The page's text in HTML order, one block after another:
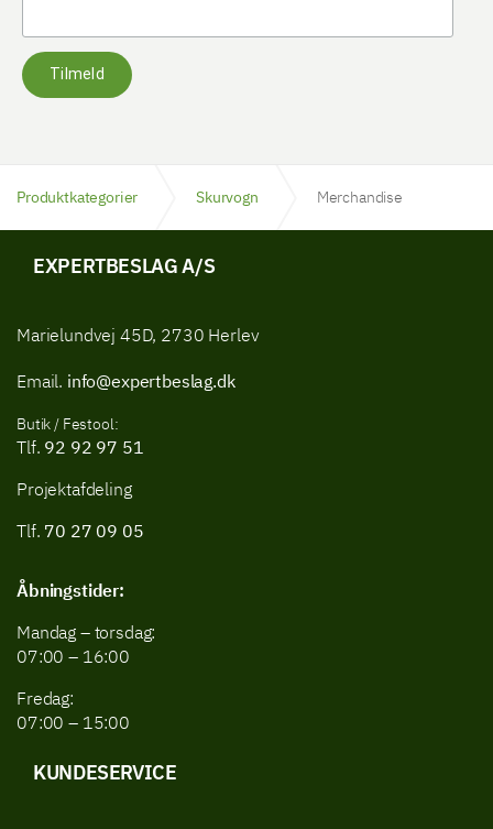
Tilmeld
Produktkategorier Skurvogn Merchandise
EXPERTBESLAG A/S
Marielundvej 45D, 2730 Herlev
Email. info@expertbeslag.dk
Butik / Festool:
Tlf. 92 92 97 51
Projektafdeling
Tlf. 70 27 09 05
Åbningstider:
Mandag – torsdag:
07:00 – 16:00
Fredag:
07:00 – 15:00
KUNDESERVICE